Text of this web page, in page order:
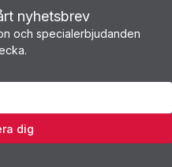
nyhetsbrev
och specialerbjudanden
dig